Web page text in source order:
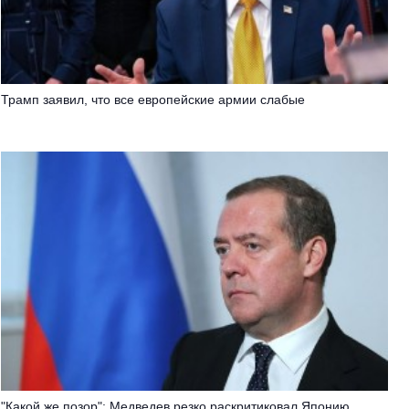
Трамп заявил, что все европейские армии слабые
"Какой же позор": Медведев резко раскритиковал Японию